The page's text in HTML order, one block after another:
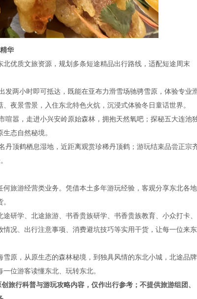
华
优质文旅资源，规划多条短途精品出行路线，适配短途周末
发两小时即可抵达，既能在亚布力滑雪场驰骋雪原，体验专业
夜景雪景，入住东北特色火炕，沉浸式体验冬日童话世界。
喧嚣，走进小兴安岭原始森林，拥抱天然氧吧；探秘五大连池
态自然秘境。
丹顶鹤栖息湿地，近距离观赏珍稀丹顶鹤；游玩结束品尝正宗
游经营类业务。凭借本土多年游玩经验，客观分享东北各地
学、北途旅游、书香贵族研学、书香贵族教育、小众打卡、
况、出行注意事项、消费避坑技巧等实用干货，让每一位来东
，从原生态的森林秘境，到独具风情的东北小城，北途品牌
位游客读懂东北、玩转东北。
行科普与游玩攻略内容，仅作出行参考；不提供旅游组团、